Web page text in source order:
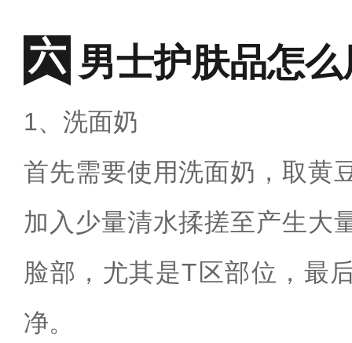
男士护肤品怎
1、洗面奶
首先需要使用洗面奶，取黄
加入少量清水揉搓至产生大
脸部，尤其是T区部位，最
净。